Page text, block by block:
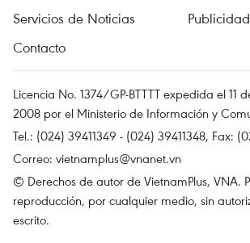
Servicios de Noticias
Publicidad
Contacto
Licencia No. 1374/GP-BTTTT expedida el 11
2008 por el Ministerio de Información y
Tel.: (024) 39411349 - (024) 39411348, Fax:
Correo: vietnamplus@vnanet.vn
© Derechos de autor de VietnamPlus, VNA.
reproducción, por cualquier medio, sin
escrito.